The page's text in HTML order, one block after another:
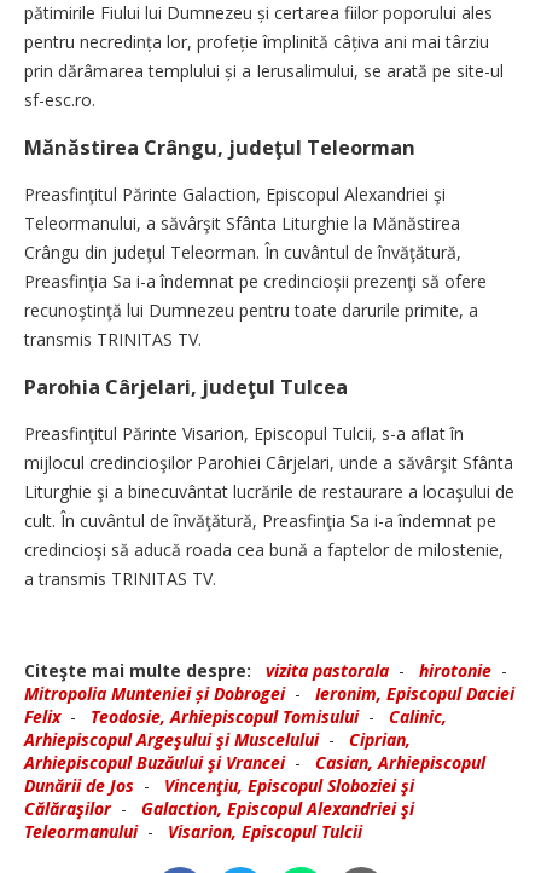
pătimirile Fiului lui Dumnezeu ­și certarea fiilor poporului ales
pentru necre­dința lor, pro­­feție împlinită câțiva ani mai târziu
prin dărâmarea templului și a Ierusalimului, se arată pe site-ul
sf-esc.ro.
Mănăstirea Crângu, judeţul Teleorman
Preasfinţitul Părinte Galaction, Episcopul Alexandriei şi
Teleormanului, a săvârşit Sfânta Liturghie la Mănăstirea
Crângu din judeţul Teleorman. În cuvântul de învăţătură,
Preasfinţia Sa i-a îndemnat pe credincioşii prezenţi să ofere
recunoştinţă lui Dumnezeu pentru toate darurile primite, a
transmis TRINITAS TV.
Parohia Cârjelari, judeţul Tulcea
Preasfinţitul Părinte Visarion, Episcopul Tulcii, s-a aflat în
mijlocul credincioşilor Pa­rohiei Cârjela­ri, unde a săvârşit Sfânta
Liturghie şi a binecuvântat lucrările de restaurare a locaşului de
cult. În cuvântul de învăţătură, Prea­sfinţia Sa i-a îndemnat pe
credincioşi să aducă roada cea bună a faptelor de milostenie,
a transmis TRINITAS TV.
Citeşte mai multe despre: vizita pastorala - hirotonie -
Mitropolia Munteniei și Dobrogei- Ieronim, Episcopul Daciei
Felix- Teodosie, Arhiepiscopul Tomisului- Calinic,
Arhiepiscopul Argeşului şi Muscelului- Ciprian,
Arhiepiscopul Buzăului şi Vrancei- Casian, Arhiepiscopul
Dunării de Jos - Vincenţiu, Episcopul Sloboziei şi
Călăraşilor- Galaction, Episcopul Alexandriei şi
Teleormanului- Visarion, Episcopul Tulcii